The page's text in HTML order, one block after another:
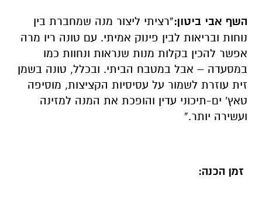
השף אבי ביטון:“רציתי ליצור מנה שמחברת בין
נוחות ובריאות לבין פינוק אמיתי. עם טונה ריו מרה
אפשר להכין בקלות מנות שנראות ונחוות כמו
במסעדה – אבל במטבח הביתי. ובכלל, טונה בשמן
זית עוזרת לשמור על עסיסיות הקציצות, מוסיפה
טאץ' ים-תיכוני עדין והופכת את המנה למזינה
ועשירה יותר.”
זמן הכנה: